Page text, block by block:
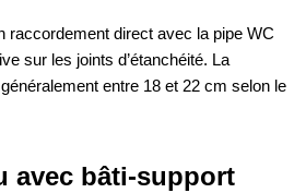
raccordement direct avec la pipe WC
sur les joints d’étanchéité. La
entre 18 et 22 cm selon le
avec bâti-support